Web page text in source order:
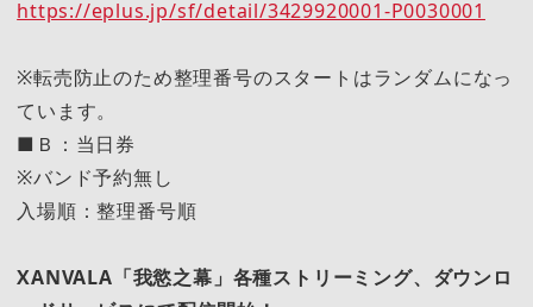
https://eplus.jp/sf/detail/3429920001-P0030001
※転売防止のため整理番号のスタートはランダムになっ
ています。
■Ｂ：当日券
※バンド予約無し
入場順：整理番号順
XANVALA「我慾之幕」各種ストリーミング、ダウンロ